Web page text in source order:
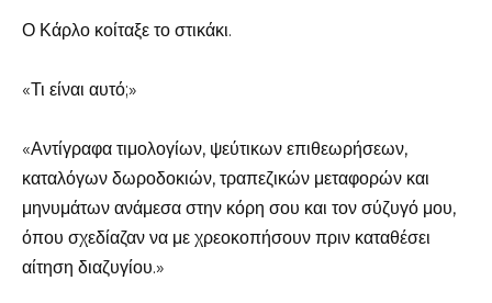
Ο Κάρλο κοίταξε το στικάκι.
«Τι είναι αυτό;»
«Αντίγραφα τιμολογίων, ψεύτικων επιθεωρήσεων,
καταλόγων δωροδοκιών, τραπεζικών μεταφορών και
μηνυμάτων ανάμεσα στην κόρη σου και τον σύζυγό μου,
όπου σχεδίαζαν να με χρεοκοπήσουν πριν καταθέσει
αίτηση διαζυγίου.»